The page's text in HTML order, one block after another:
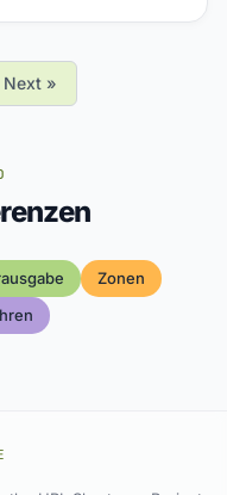
Next »
Zonen